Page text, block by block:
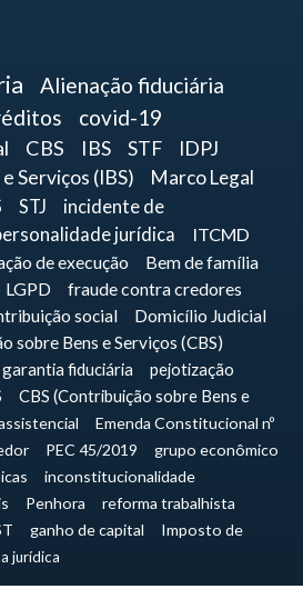
Alienação fiduciária
covid-19
CBS IBS STF
IDPJ
Serviços (IBS)
Marco Legal
STJ
incidente de
jurídica
ITCMD
de execução
Bem de família
LGPD fraude contra credores
social
Domicílio Judicial
sobre Bens e Serviços (CBS)
garantia fiduciária
pejotização
CBS (Contribuição sobre Bens e
Emenda Constitucional nº
PEC 45/2019
grupo econômico
inconstitucionalidade
Penhora
reforma trabalhista
ganho de capital
Imposto de
jurídica